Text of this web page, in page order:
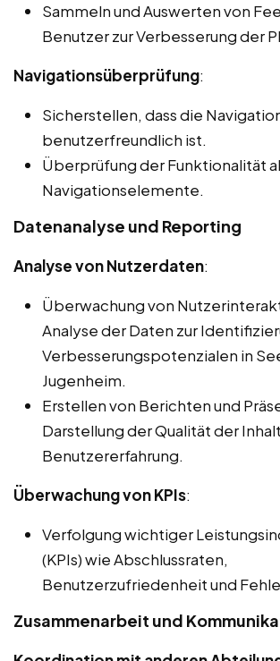
Sammeln und Auswerten von
Benutzer zur Verbesserung der
Navigationsüberprüfung:
Sicherstellen, dass die
benutzerfreundlich ist.
Überprüfung der Funktionalität
Navigationselemente.
Datenanalyse und Reporting
Analyse von Nutzerdaten:
Überwachung von
Analyse der Daten zur
Verbesserungspotenzialen in
Jugenheim.
Erstellen von Berichten und
Darstellung der Qualität der
Benutzererfahrung.
Überwachung von KPIs:
Verfolgung wichtiger
(KPIs) wie Abschlussraten,
Benutzerzufriedenheit und
Zusammenarbeit und